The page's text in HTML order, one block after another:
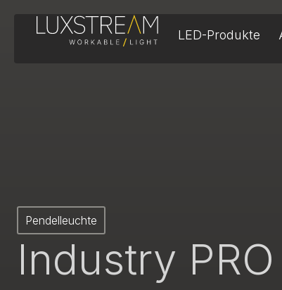
LED-Produkte
Pendelleuchte
Industry